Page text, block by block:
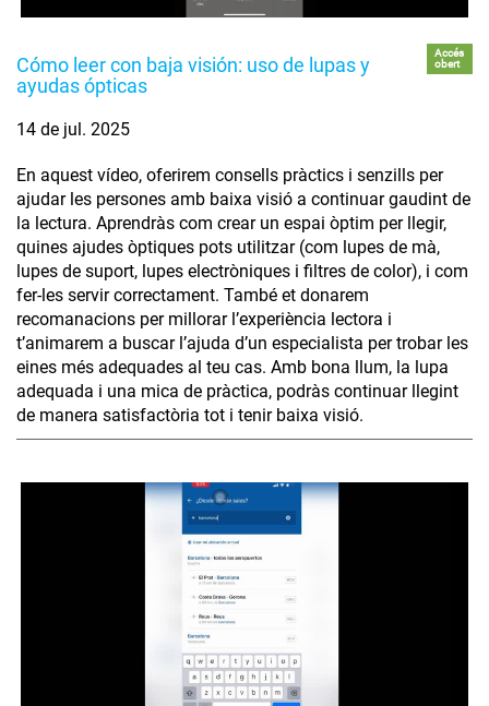
Cómo leer con baja visión: uso de lupas y
ayudas ópticas
Accés
obert
14 de jul. 2025
En aquest vídeo, oferirem consells pràctics i senzills per
ajudar les persones amb baixa visió a continuar gaudint de
la lectura. Aprendràs com crear un espai òptim per llegir,
quines ajudes òptiques pots utilitzar (com lupes de mà,
lupes de suport, lupes electròniques i filtres de color), i com
fer-les servir correctament. També et donarem
recomanacions per millorar l’experiència lectora i
t’animarem a buscar l’ajuda d’un especialista per trobar les
eines més adequades al teu cas. Amb bona llum, la lupa
adequada i una mica de pràctica, podràs continuar llegint
de manera satisfactòria tot i tenir baixa visió.